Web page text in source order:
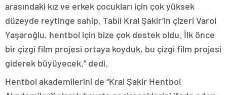
arasındaki kız ve erkek çocukları için çok yüksek
düzeyde reytinge sahip. Tabii Kral Şakir’in çizeri Varol
Yaşaroğlu, hentbol için bize çok destek oldu. İlk önce
bir çizgi film projesi ortaya koyduk, bu çizgi film projesi
giderek büyüyecek.” dedi.
Hentbol akademilerini de “Kral Şakir Hentbol